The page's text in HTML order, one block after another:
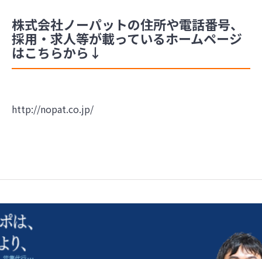
株式会社ノーパットの住所や電話番号、
採用・求人等が載っているホームページ
はこちらから↓
http://nopat.co.jp/